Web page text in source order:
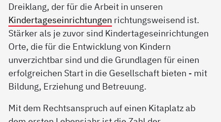
Dreiklang, der für die Arbeit in unseren
Kindertageseinrichtungen richtungsweisend ist.
Stärker als je zuvor sind Kindertageseinrichtungen
Orte, die für die Entwicklung von Kindern
unverzichtbar sind und die Grundlagen für einen
erfolgreichen Start in die Gesellschaft bieten - mit
Bildung, Erziehung und Betreuung.
Mit dem Rechtsanspruch auf einen Kitaplatz ab